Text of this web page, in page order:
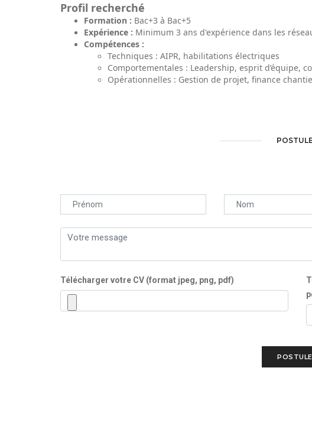
Profil recherché
Formation : Bac+3 à Bac+5
Expérience : Minimum 3 ans d'expérience dans les
Compétences :
Techniques : AIPR, habilitations électriques
Comportementales : Leadership, esprit d’équipe,
Opérationnelles : Gestion de projet, finance
Télécharger votre CV (format jpeg, png, pdf)